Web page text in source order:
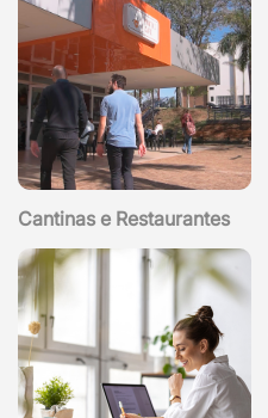
Cantinas e Restaurantes